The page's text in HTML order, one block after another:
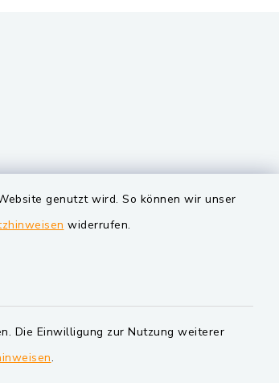
genutzt wird. So können wir unser
widerrufen.
Die Einwilligung zur Nutzung weiterer
.
VG und Gemeinden
Verwaltungsgemeinschaft
Schwarzenfeld